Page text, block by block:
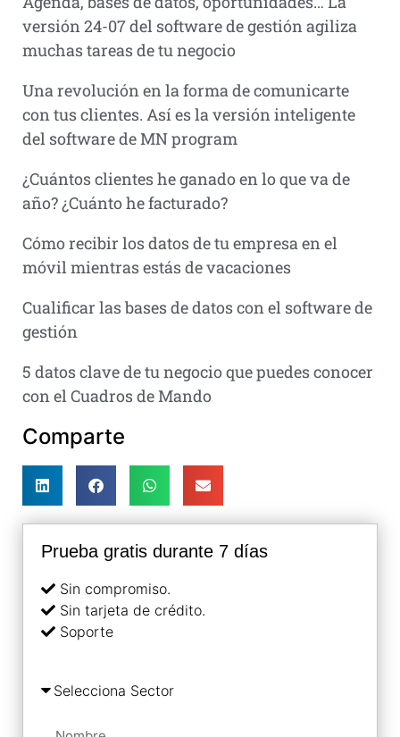
versión 24-07 del software de gestión agiliza
muchas tareas de tu negocio
Una revolución en la forma de comunicarte
con tus clientes. Así es la versión inteligente
del software de MN program
¿Cuántos clientes he ganado en lo que va de
año? ¿Cuánto he facturado?
Cómo recibir los datos de tu empresa en el
móvil mientras estás de vacaciones
Cualificar las bases de datos con el software de
gestión
5 datos clave de tu negocio que puedes conocer
con el Cuadros de Mando
Comparte
Prueba gratis durante 7 días
Sin compromiso.
Sin tarjeta de crédito.
Soporte